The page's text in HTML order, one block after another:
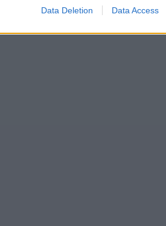
Data Deletion Data Access